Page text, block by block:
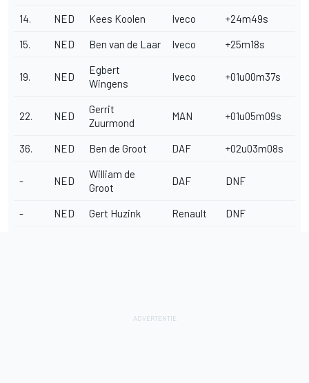
14. NED Kees Koolen Iveco +24m49s
15. NED Ben van de Laar Iveco +25m18s
19. NED
Egbert
Wingens
Iveco +01u00m37s
22. NED
Gerrit
Zuurmond
MAN +01u05m09s
36. NED Ben de Groot DAF +02u03m08s
- NED
William de
Groot
DAF DNF
- NED Gert Huzink Renault DNF